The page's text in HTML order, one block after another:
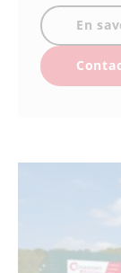
En